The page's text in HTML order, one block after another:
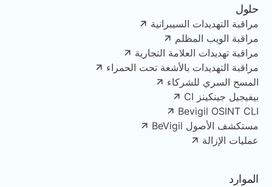
حلول
مراقبة التهديدات السيبرانية
مراقبة الويب المظلم
مراقبة تهديدات العلامة التجارية
مراقبة التهديدات بالأشعة تحت الحمراء
المسح السري للشركاء
بيفيجيل جينكينز CI
Bevigil OSINT CLI
مستكشف الأصول BeVigil
عمليات الإزالة
الموارد